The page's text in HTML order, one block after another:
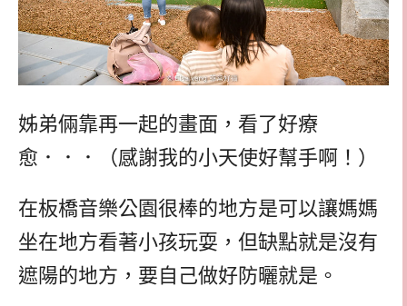
姊弟倆靠再一起的畫面，看了好療
愈．．．（感謝我的小天使好幫手啊！）
在板橋音樂公園很棒的地方是可以讓媽媽
坐在地方看著小孩玩耍，但缺點就是沒有
遮陽的地方，要自己做好防曬就是。